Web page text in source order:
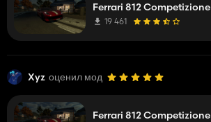
Ferrari 812 Competizione
19 461
Xyz оценил мод
Ferrari 812 Competizione